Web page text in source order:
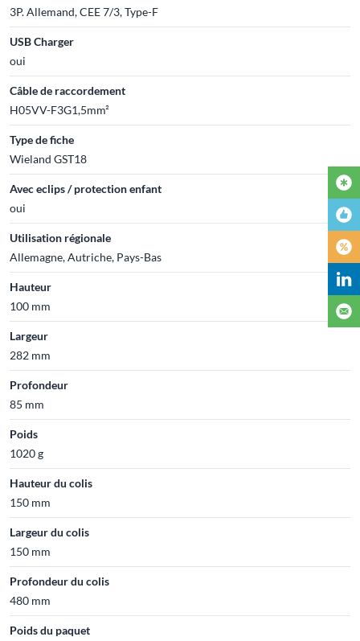
3P. Allemand, CEE 7/3, Type-F
USB Charger
oui
Câble de raccordement
H05VV-F3G1,5mm²
Type de fiche
Wieland GST18
Avec eclips / protection enfant
oui
Utilisation régionale
Allemagne, Autriche, Pays-Bas
Hauteur
100 mm
Largeur
282 mm
Profondeur
85 mm
Poids
1020 g
Hauteur du colis
150 mm
Largeur du colis
150 mm
Profondeur du colis
480 mm
Poids du paquet